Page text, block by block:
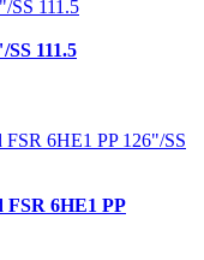
111.5
FSR 6HE1 PP